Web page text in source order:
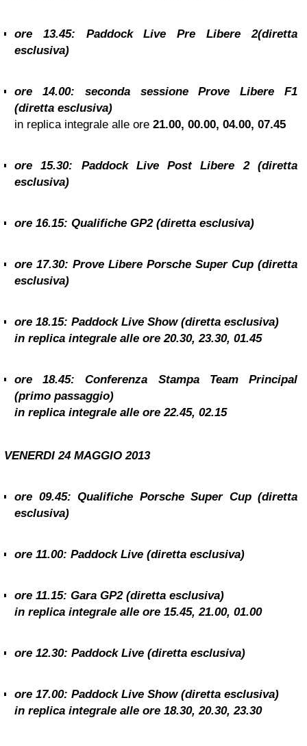
ore 13.45: Paddock Live Pre Libere 2(diretta
esclusiva)
ore 14.00: seconda sessione Prove Libere F1
(diretta esclusiva)
in replica integrale alle ore 21.00, 00.00, 04.00, 07.45
ore 15.30: Paddock Live Post Libere 2 (diretta
esclusiva)
ore 16.15: Qualifiche GP2 (diretta esclusiva)
ore 17.30: Prove Libere Porsche Super Cup (diretta
esclusiva)
ore 18.15: Paddock Live Show (diretta esclusiva)
in replica integrale alle ore20.30, 23.30, 01.45
ore 18.45: Conferenza Stampa Team Principal
(primo passaggio)
in replica integrale alle ore22.45, 02.15
VENERDI 24 MAGGIO 2013
ore 09.45: Qualifiche Porsche Super Cup (diretta
esclusiva)
ore 11.00: Paddock Live (diretta esclusiva)
ore 11.15: Gara GP2 (diretta esclusiva)
in replica integrale alle ore 15.45, 21.00, 01.00
ore 12.30: Paddock Live (diretta esclusiva)
ore 17.00: Paddock Live Show (diretta esclusiva)
in replica integrale alle ore 18.30, 20.30, 23.30